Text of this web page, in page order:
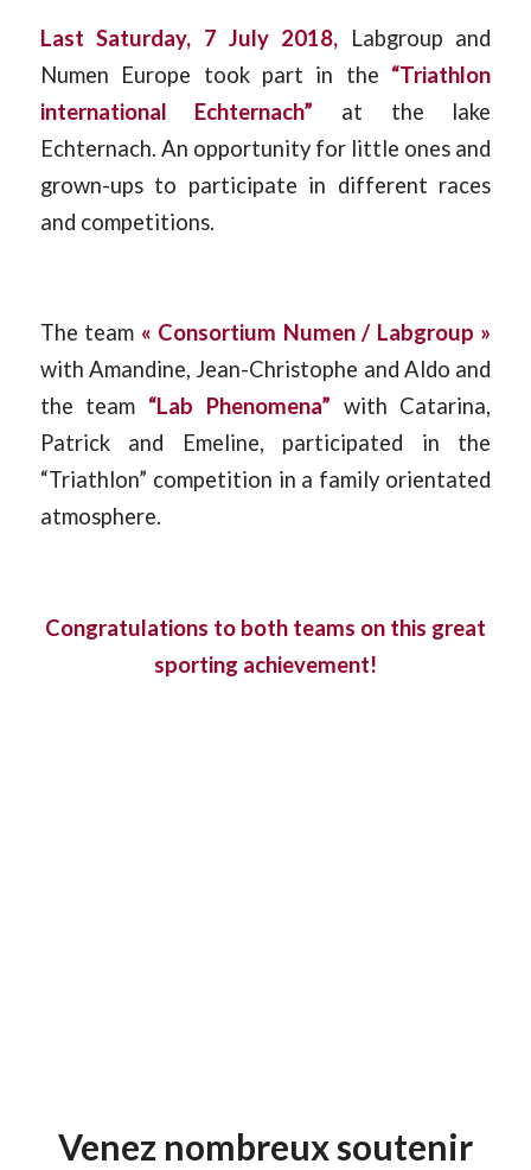
Last Saturday, 7 July 2018, Labgroup and
Numen Europe took part in the “Triathlon
international Echternach” at the lake
Echternach. An opportunity for little ones and
grown-ups to participate in different races
and competitions.
The team « Consortium Numen / Labgroup »
with Amandine, Jean-Christophe and Aldo and
the team “Lab Phenomena” with Catarina,
Patrick and Emeline, participated in the
“Triathlon” competition in a family orientated
atmosphere.
Congratulations to both teams on this great
sporting achievement!
Venez nombreux soutenir